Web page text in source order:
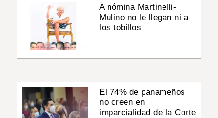
A nómina Martinelli-
Mulino no le llegan ni a
los tobillos
El 74% de panameños
no creen en
imparcialidad de la Corte